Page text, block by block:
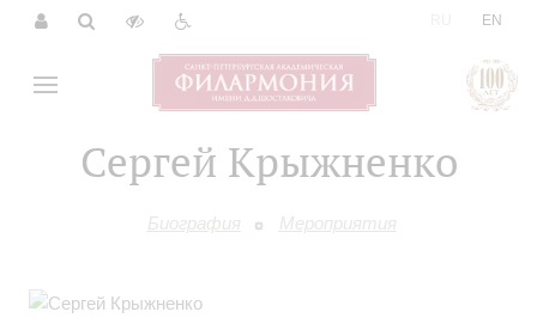
EN
Сергей Крыжненко
Биография Мероприятия